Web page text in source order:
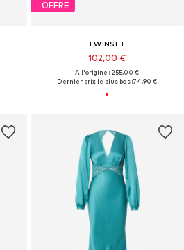
OFFRE
TWINSET
102,00 €
À l'origine : 255,00 €
Dernier prix le plus bas :74,90 €